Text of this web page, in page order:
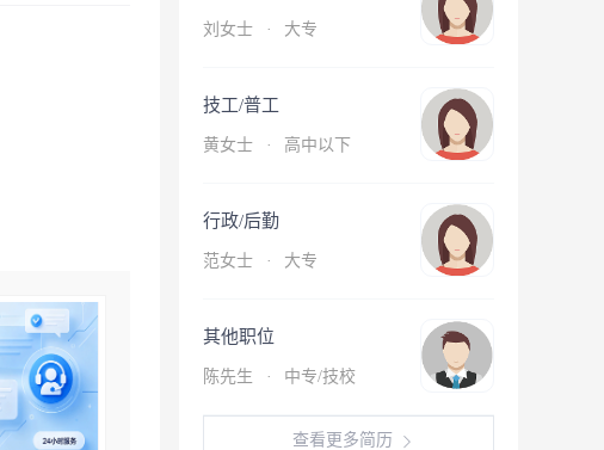
刘女士 · 大专
技工/普工
黄女士 · 高中以下
行政/后勤
范女士 · 大专
其他职位
陈先生 · 中专/技校
查看更多简历